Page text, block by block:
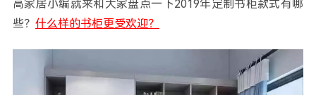
高家居小编就来和大家盘点一下2019年定制书柜款式有哪
些？ 什么样的书柜更受欢迎？